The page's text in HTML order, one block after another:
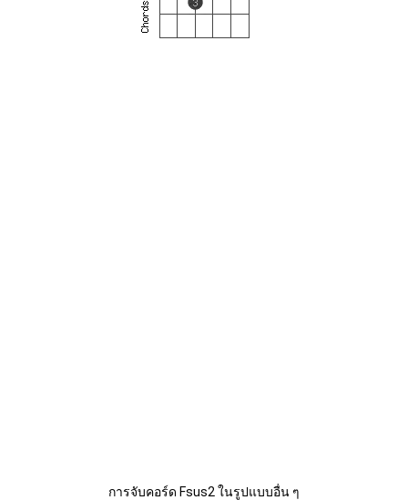
การจับคอร์ด Fsus2 ในรูปแบบอื่น ๆ